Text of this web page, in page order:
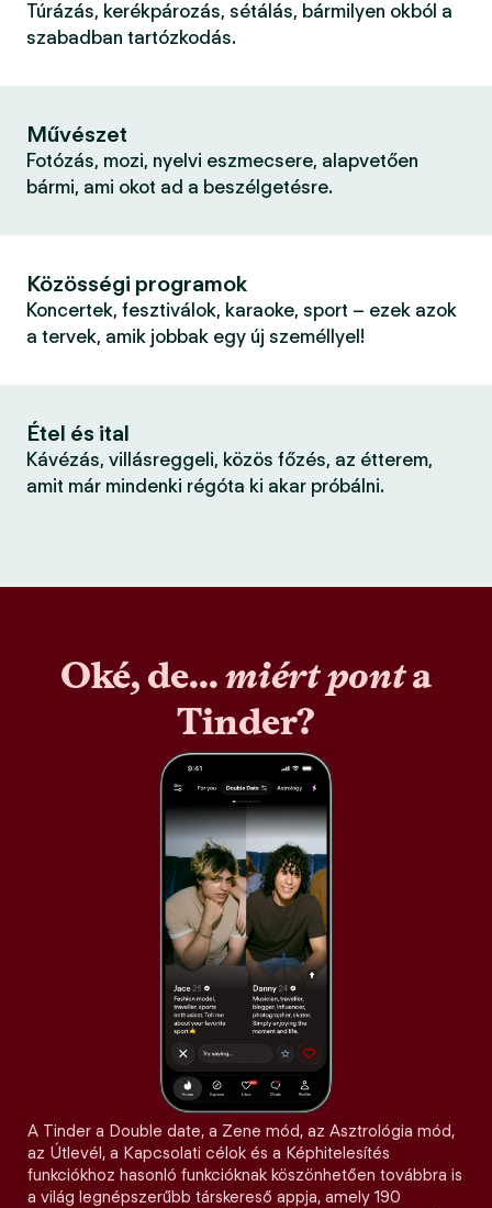
Túrázás, kerékpározás, sétálás, bármilyen okból a
szabadban tartózkodás.
Művészet
Fotózás, mozi, nyelvi eszmecsere, alapvetően
bármi, ami okot ad a beszélgetésre.
Közösségi programok
Koncertek, fesztiválok, karaoke, sport – ezek azok
a tervek, amik jobbak egy új személlyel!
Étel és ital
Kávézás, villásreggeli, közös főzés, az étterem,
amit már mindenki régóta ki akar próbálni.
Oké, de...miért ponta
Tinder?
A Tinder a Double date, a Zene mód, az Asztrológia mód,
az Útlevél, a Kapcsolati célok és a Képhitelesítés
funkciókhoz hasonló funkcióknak köszönhetően továbbra is
a világ legnépszerűbb társkereső appja, amely 190